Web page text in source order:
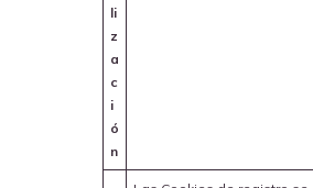
li
z
a
c
i
ó
n